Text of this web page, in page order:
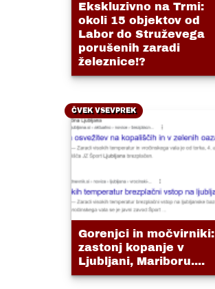
Ekskluzivno na Trmi:
okoli 15 objektov od
Labor do Struževega
porušenih zaradi
železnice!?
ČVEK VSEVPREK
Gorenjci in močvirniki:
zastonj kopanje v
Ljubljani, Mariboru....